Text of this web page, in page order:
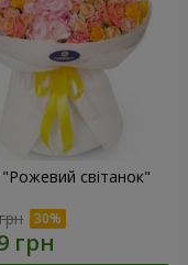
"Рожевий світанок"